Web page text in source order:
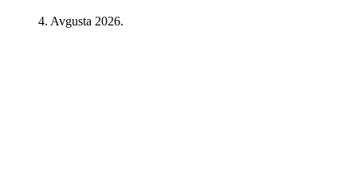
4. Avgusta 2026.